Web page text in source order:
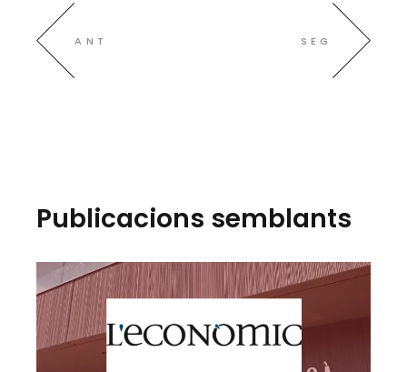
ANT SEG
Publicacions semblants